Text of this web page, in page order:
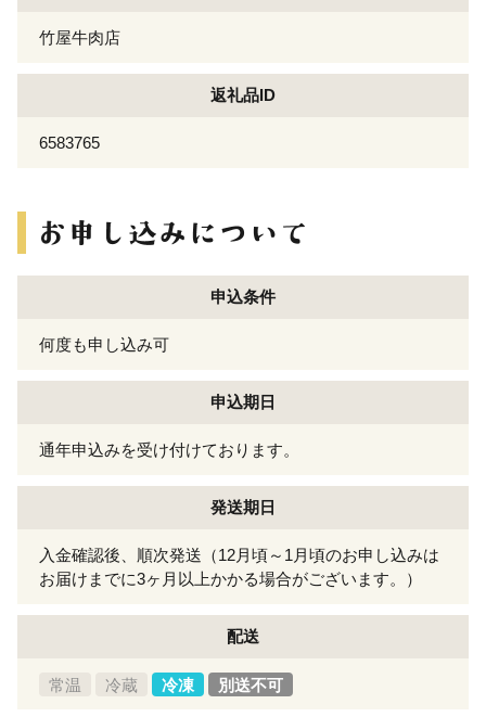
竹屋牛肉店
返礼品ID
6583765
申込条件
何度も申し込み可
申込期日
通年申込みを受け付けております。
発送期日
入金確認後、順次発送（12月頃～1月頃のお申し込みは
お届けまでに3ヶ月以上かかる場合がございます。）
配送
常温 冷蔵 冷凍 別送不可